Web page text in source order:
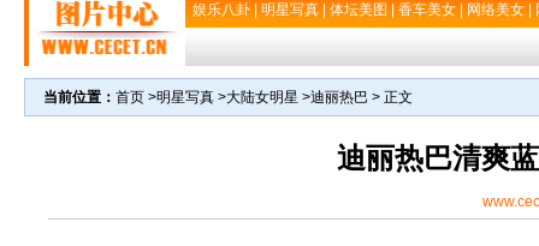
娱乐八卦 明星写真 体坛美图 香车美女 网络美女
当前位置： 首页 >明星写真 >大陆女明星 >迪丽热巴 > 正文
迪丽热巴清爽